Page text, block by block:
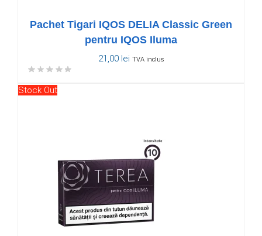
Pachet Tigari IQOS DELIA Classic Green
pentru IQOS Iluma
21,00 lei TVA inclus
Stock Out